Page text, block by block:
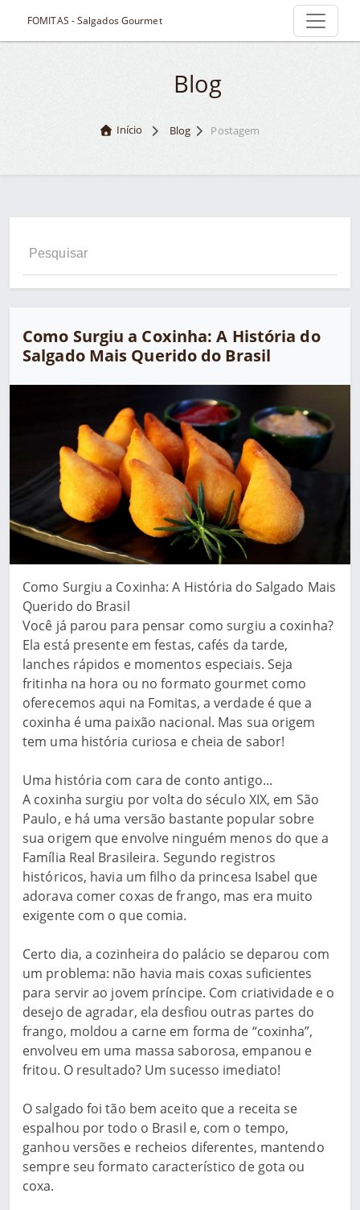
FOMITAS - Salgados Gourmet
Blog
Início Blog Postagem
Como Surgiu a Coxinha: A História do
Salgado Mais Querido do Brasil
Como Surgiu a Coxinha: A História do Salgado Mais
Querido do Brasil
Você já parou para pensar como surgiu a coxinha?
Ela está presente em festas, cafés da tarde,
lanches rápidos e momentos especiais. Seja
fritinha na hora ou no formato gourmet como
oferecemos aqui na Fomitas, a verdade é que a
coxinha é uma paixão nacional. Mas sua origem
tem uma história curiosa e cheia de sabor!
Uma história com cara de conto antigo...
A coxinha surgiu por volta do século XIX, em São
Paulo, e há uma versão bastante popular sobre
sua origem que envolve ninguém menos do que a
Família Real Brasileira. Segundo registros
históricos, havia um filho da princesa Isabel que
adorava comer coxas de frango, mas era muito
exigente com o que comia.
Certo dia, a cozinheira do palácio se deparou com
um problema: não havia mais coxas suficientes
para servir ao jovem príncipe. Com criatividade e o
desejo de agradar, ela desfiou outras partes do
frango, moldou a carne em forma de “coxinha”,
envolveu em uma massa saborosa, empanou e
fritou. O resultado? Um sucesso imediato!
O salgado foi tão bem aceito que a receita se
espalhou por todo o Brasil e, com o tempo,
ganhou versões e recheios diferentes, mantendo
sempre seu formato característico de gota ou
coxa.